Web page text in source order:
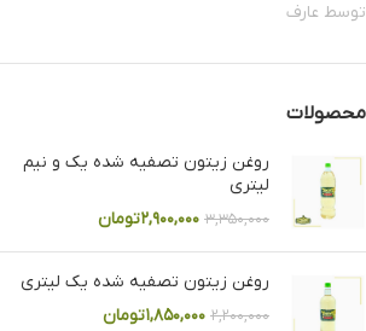
توسط عارف
محصولات
روغن زیتون تصفیه شده یک و نیم
لیتری
۳,۳۵۰,۰۰۰ ۲,۹۰۰,۰۰۰تومان
روغن زیتون تصفیه شده یک لیتری
۲,۲۰۰,۰۰۰ ۱,۸۵۰,۰۰۰تومان